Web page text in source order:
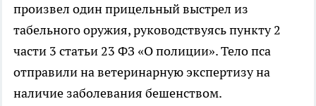
произвел один прицельный выстрел из
табельного оружия, руководствуясь пункту 2
части 3 статьи 23 ФЗ «О полиции». Тело пса
отправили на ветеринарную экспертизу на
наличие заболевания бешенством.